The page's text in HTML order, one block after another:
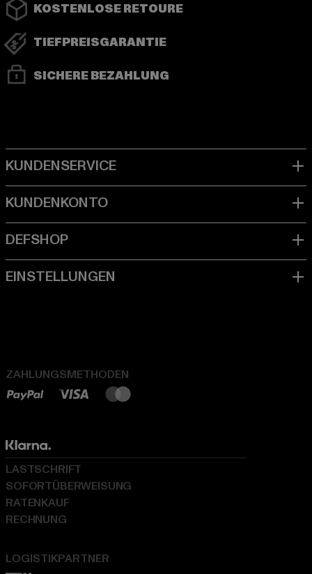
KOSTENLOSE RETOURE
TIEFPREISGARANTIE
SICHERE BEZAHLUNG
ZAHLUNGSMETHODEN
LOGISTIKPARTNER
LASTSCHRIFT
SOFORTÜBERWEISUNG
RATENKAUF
RECHNUNG